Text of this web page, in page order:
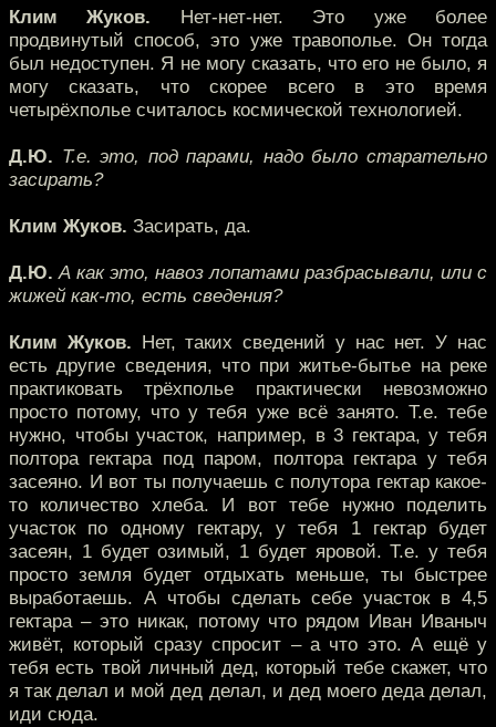
Клим Жуков. Нет-нет-нет. Это уже более
продвинутый способ, это уже травополье. Он тогда
был недоступен. Я не могу сказать, что его не было, я
могу сказать, что скорее всего в это время
четырёхполье считалось космической технологией.
Д.Ю. Т.е. это, под парами, надо было старательно
засирать?
Клим Жуков. Засирать, да.
Д.Ю. А как это, навоз лопатами разбрасывали, или с
жижей как-то, есть сведения?
Клим Жуков. Нет, таких сведений у нас нет. У нас
есть другие сведения, что при житье-бытье на реке
практиковать трёхполье практически невозможно
просто потому, что у тебя уже всё занято. Т.е. тебе
нужно, чтобы участок, например, в 3 гектара, у тебя
полтора гектара под паром, полтора гектара у тебя
засеяно. И вот ты получаешь с полутора гектар какое-
то количество хлеба. И вот тебе нужно поделить
участок по одному гектару, у тебя 1 гектар будет
засеян, 1 будет озимый, 1 будет яровой. Т.е. у тебя
просто земля будет отдыхать меньше, ты быстрее
выработаешь. А чтобы сделать себе участок в 4,5
гектара – это никак, потому что рядом Иван Иваныч
живёт, который сразу спросит – а что это. А ещё у
тебя есть твой личный дед, который тебе скажет, что
я так делал и мой дед делал, и дед моего деда делал,
иди сюда.